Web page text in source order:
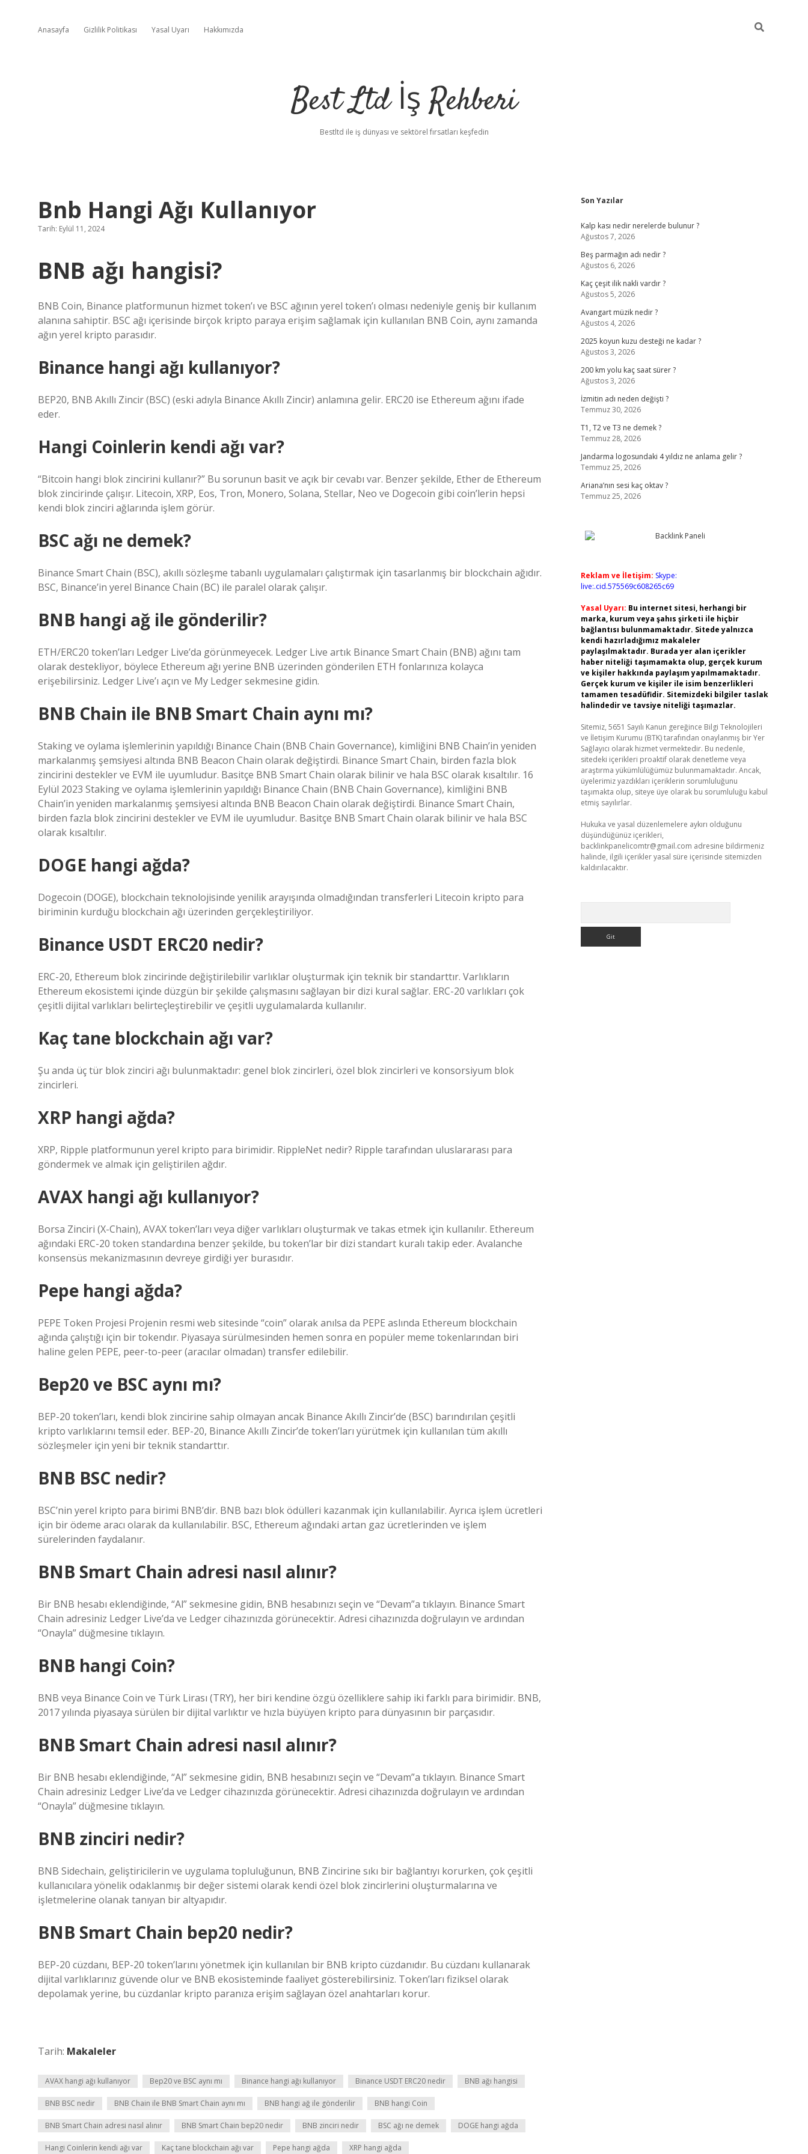
Anasayfa Gizlilik Politikası Yasal Uyarı Hakkımızda
Best Ltd İş Rehberi
Bestltd ile iş dünyası ve sektörel fırsatları keşfedin
Bnb Hangi Ağı Kullanıyor
Tarih: Eylül 11, 2024
BNB ağı hangisi?
BNB Coin, Binance platformunun hizmet token’ı ve BSC ağının yerel token’ı olması nedeniyle geniş bir kullanım
alanına sahiptir. BSC ağı içerisinde birçok kripto paraya erişim sağlamak için kullanılan BNB Coin, aynı zamanda
ağın yerel kripto parasıdır.
Binance hangi ağı kullanıyor?
BEP20, BNB Akıllı Zincir (BSC) (eski adıyla Binance Akıllı Zincir) anlamına gelir. ERC20 ise Ethereum ağını ifade
eder.
Hangi Coinlerin kendi ağı var?
“Bitcoin hangi blok zincirini kullanır?” Bu sorunun basit ve açık bir cevabı var. Benzer şekilde, Ether de Ethereum
blok zincirinde çalışır. Litecoin, XRP, Eos, Tron, Monero, Solana, Stellar, Neo ve Dogecoin gibi coin’lerin hepsi
kendi blok zinciri ağlarında işlem görür.
BSC ağı ne demek?
Binance Smart Chain (BSC), akıllı sözleşme tabanlı uygulamaları çalıştırmak için tasarlanmış bir blockchain ağıdır.
BSC, Binance’in yerel Binance Chain (BC) ile paralel olarak çalışır.
BNB hangi ağ ile gönderilir?
ETH/ERC20 token’ları Ledger Live’da görünmeyecek. Ledger Live artık Binance Smart Chain (BNB) ağını tam
olarak destekliyor, böylece Ethereum ağı yerine BNB üzerinden gönderilen ETH fonlarınıza kolayca
erişebilirsiniz. Ledger Live’ı açın ve My Ledger sekmesine gidin.
BNB Chain ile BNB Smart Chain aynı mı?
Staking ve oylama işlemlerinin yapıldığı Binance Chain (BNB Chain Governance), kimliğini BNB Chain’in yeniden
markalanmış şemsiyesi altında BNB Beacon Chain olarak değiştirdi. Binance Smart Chain, birden fazla blok
zincirini destekler ve EVM ile uyumludur. Basitçe BNB Smart Chain olarak bilinir ve hala BSC olarak kısaltılır. 16
Eylül 2023 Staking ve oylama işlemlerinin yapıldığı Binance Chain (BNB Chain Governance), kimliğini BNB
Chain’in yeniden markalanmış şemsiyesi altında BNB Beacon Chain olarak değiştirdi. Binance Smart Chain,
birden fazla blok zincirini destekler ve EVM ile uyumludur. Basitçe BNB Smart Chain olarak bilinir ve hala BSC
olarak kısaltılır.
DOGE hangi ağda?
Dogecoin (DOGE), blockchain teknolojisinde yenilik arayışında olmadığından transferleri Litecoin kripto para
biriminin kurduğu blockchain ağı üzerinden gerçekleştiriliyor.
Binance USDT ERC20 nedir?
ERC-20, Ethereum blok zincirinde değiştirilebilir varlıklar oluşturmak için teknik bir standarttır. Varlıkların
Ethereum ekosistemi içinde düzgün bir şekilde çalışmasını sağlayan bir dizi kural sağlar. ERC-20 varlıkları çok
çeşitli dijital varlıkları belirteçleştirebilir ve çeşitli uygulamalarda kullanılır.
Kaç tane blockchain ağı var?
Şu anda üç tür blok zinciri ağı bulunmaktadır: genel blok zincirleri, özel blok zincirleri ve konsorsiyum blok
zincirleri.
XRP hangi ağda?
XRP, Ripple platformunun yerel kripto para birimidir. RippleNet nedir? Ripple tarafından uluslararası para
göndermek ve almak için geliştirilen ağdır.
AVAX hangi ağı kullanıyor?
Borsa Zinciri (X-Chain), AVAX token’ları veya diğer varlıkları oluşturmak ve takas etmek için kullanılır. Ethereum
ağındaki ERC-20 token standardına benzer şekilde, bu token’lar bir dizi standart kuralı takip eder. Avalanche
konsensüs mekanizmasının devreye girdiği yer burasıdır.
Pepe hangi ağda?
PEPE Token Projesi Projenin resmi web sitesinde “coin” olarak anılsa da PEPE aslında Ethereum blockchain
ağında çalıştığı için bir tokendır. Piyasaya sürülmesinden hemen sonra en popüler meme tokenlarından biri
haline gelen PEPE, peer-to-peer (aracılar olmadan) transfer edilebilir.
Bep20 ve BSC aynı mı?
BEP-20 token’ları, kendi blok zincirine sahip olmayan ancak Binance Akıllı Zincir’de (BSC) barındırılan çeşitli
kripto varlıklarını temsil eder. BEP-20, Binance Akıllı Zincir’de token’ları yürütmek için kullanılan tüm akıllı
sözleşmeler için yeni bir teknik standarttır.
BNB BSC nedir?
BSC’nin yerel kripto para birimi BNB’dir. BNB bazı blok ödülleri kazanmak için kullanılabilir. Ayrıca işlem ücretleri
için bir ödeme aracı olarak da kullanılabilir. BSC, Ethereum ağındaki artan gaz ücretlerinden ve işlem
sürelerinden faydalanır.
BNB Smart Chain adresi nasıl alınır?
Bir BNB hesabı eklendiğinde, “Al” sekmesine gidin, BNB hesabınızı seçin ve “Devam”a tıklayın. Binance Smart
Chain adresiniz Ledger Live’da ve Ledger cihazınızda görünecektir. Adresi cihazınızda doğrulayın ve ardından
“Onayla” düğmesine tıklayın.
BNB hangi Coin?
BNB veya Binance Coin ve Türk Lirası (TRY), her biri kendine özgü özelliklere sahip iki farklı para birimidir. BNB,
2017 yılında piyasaya sürülen bir dijital varlıktır ve hızla büyüyen kripto para dünyasının bir parçasıdır.
BNB Smart Chain adresi nasıl alınır?
Bir BNB hesabı eklendiğinde, “Al” sekmesine gidin, BNB hesabınızı seçin ve “Devam”a tıklayın. Binance Smart
Chain adresiniz Ledger Live’da ve Ledger cihazınızda görünecektir. Adresi cihazınızda doğrulayın ve ardından
“Onayla” düğmesine tıklayın.
BNB zinciri nedir?
BNB Sidechain, geliştiricilerin ve uygulama topluluğunun, BNB Zincirine sıkı bir bağlantıyı korurken, çok çeşitli
kullanıcılara yönelik odaklanmış bir değer sistemi olarak kendi özel blok zincirlerini oluşturmalarına ve
işletmelerine olanak tanıyan bir altyapıdır.
BNB Smart Chain bep20 nedir?
BEP-20 cüzdanı, BEP-20 token’larını yönetmek için kullanılan bir BNB kripto cüzdanıdır. Bu cüzdanı kullanarak
dijital varlıklarınız güvende olur ve BNB ekosisteminde faaliyet gösterebilirsiniz. Token’ları fiziksel olarak
depolamak yerine, bu cüzdanlar kripto paranıza erişim sağlayan özel anahtarları korur.
Tarih: Makaleler
AVAX hangi ağı kullanıyor Bep20 ve BSC aynı mı Binance hangi ağı kullanıyor Binance USDT ERC20 nedir BNB ağı hangisi
BNB BSC nedir BNB Chain ile BNB Smart Chain aynı mı BNB hangi ağ ile gönderilir BNB hangi Coin
BNB Smart Chain adresi nasıl alınır BNB Smart Chain bep20 nedir BNB zinciri nedir BSC ağı ne demek DOGE hangi ağda
Hangi Coinlerin kendi ağı var Kaç tane blockchain ağı var Pepe hangi ağda XRP hangi ağda
Sidebar
Son Yazılar
Kalp kası nedir nerelerde bulunur ?
Ağustos 7, 2026
Beş parmağın adı nedir ?
Ağustos 6, 2026
Kaç çeşit ilik nakli vardır ?
Ağustos 5, 2026
Avangart müzik nedir ?
Ağustos 4, 2026
2025 koyun kuzu desteği ne kadar ?
Ağustos 3, 2026
200 km yolu kaç saat sürer ?
Ağustos 3, 2026
İzmitin adı neden değişti ?
Temmuz 30, 2026
T1, T2 ve T3 ne demek ?
Temmuz 28, 2026
Jandarma logosundaki 4 yıldız ne anlama gelir ?
Temmuz 25, 2026
Ariana’nın sesi kaç oktav ?
Temmuz 25, 2026
Reklam ve İletişim: Skype:
live:.cid.575569c608265c69
Yasal Uyarı: Bu internet sitesi, herhangi bir
marka, kurum veya şahıs şirketi ile hiçbir
bağlantısı bulunmamaktadır. Sitede yalnızca
kendi hazırladığımız makaleler
paylaşılmaktadır. Burada yer alan içerikler
haber niteliği taşımamakta olup, gerçek kurum
ve kişiler hakkında paylaşım yapılmamaktadır.
Gerçek kurum ve kişiler ile isim benzerlikleri
tamamen tesadüfidir. Sitemizdeki bilgiler taslak
halindedir ve tavsiye niteliği taşımazlar.
Sitemiz, 5651 Sayılı Kanun gereğince Bilgi Teknolojileri
ve İletişim Kurumu (BTK) tarafından onaylanmış bir Yer
Sağlayıcı olarak hizmet vermektedir. Bu nedenle,
sitedeki içerikleri proaktif olarak denetleme veya
araştırma yükümlülüğümüz bulunmamaktadır. Ancak,
üyelerimiz yazdıkları içeriklerin sorumluluğunu
taşımakta olup, siteye üye olarak bu sorumluluğu kabul
etmiş sayılırlar.
Hukuka ve yasal düzenlemelere aykırı olduğunu
düşündüğünüz içerikleri,
backlinkpanelicomtr@gmail.com adresine bildirmeniz
halinde, ilgili içerikler yasal süre içerisinde sitemizden
kaldırılacaktır.